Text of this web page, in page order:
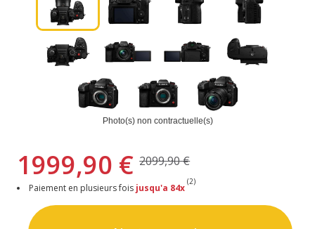
Photo(s) non contractuelle(s)
1999,90 € 2099,90 €
Paiement en plusieurs fois jusqu'a 84x
(2)